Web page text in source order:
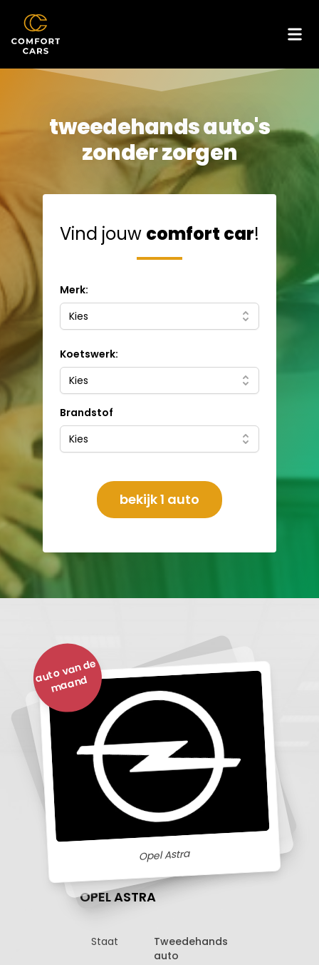
tweedehands auto's
zonder zorgen
Vind jouw comfort car!
Merk:
Kies
Koetswerk:
Kies
Brandstof
Kies
bekijk 1 auto
a
ut
o
v
a
n
d
e
m
a
a
n
d
Opel Astra
OPEL ASTRA
Staat
Tweedehands
auto